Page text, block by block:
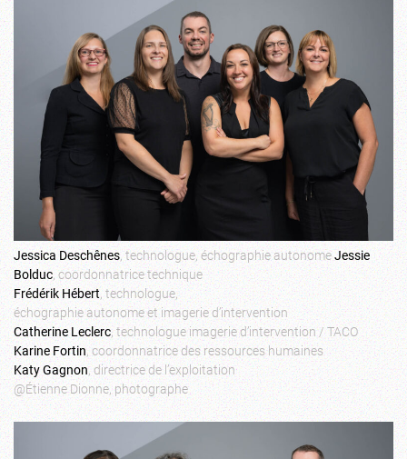
Jessica Deschênes, technologue, échographie autonomeJessie
Bolduc, coordonnatrice technique
Frédérik Hébert, technologue,
échographie autonome et imagerie d’intervention
Catherine Leclerc, technologue imagerie d’intervention / TACO
Karine Fortin, coordonnatrice des ressources humaines
Katy Gagnon, directrice de l’exploitation
@Étienne Dionne, photographe